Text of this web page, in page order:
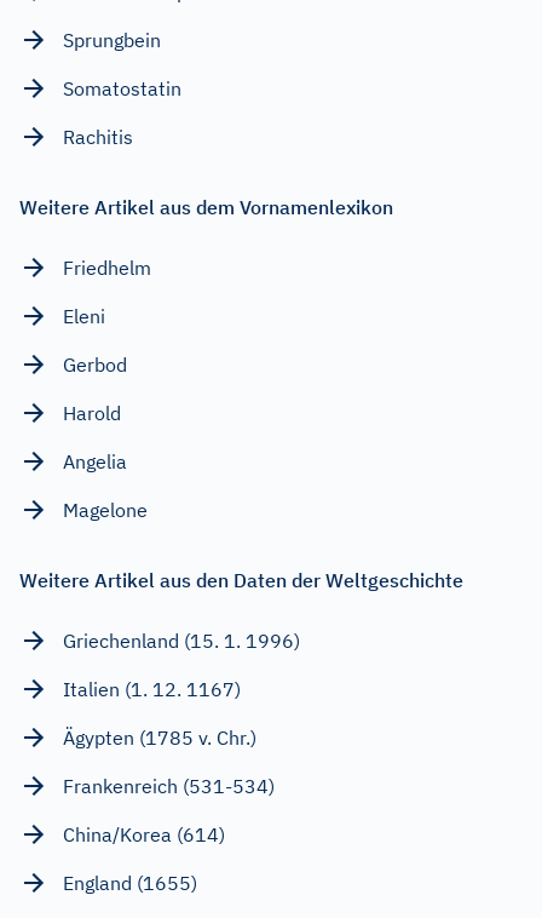
Sprungbein
Somatostatin
Rachitis
Weitere Artikel aus dem Vornamenlexikon
Friedhelm
Eleni
Gerbod
Harold
Angelia
Magelone
Weitere Artikel aus den Daten der Weltgeschichte
Griechenland (15. 1. 1996)
Italien (1. 12. 1167)
Ägypten (1785 v. Chr.)
Frankenreich (531-534)
China/Korea (614)
England (1655)